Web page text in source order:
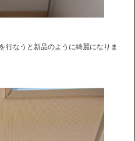
行なうと新品のように綺麗になりま